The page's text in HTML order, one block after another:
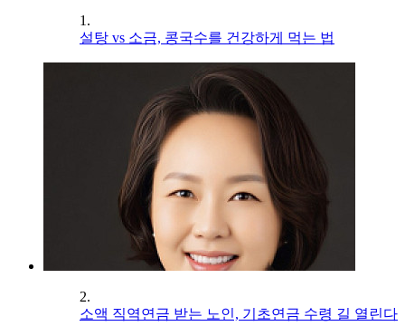
1.
설탕 vs 소금, 콩국수를 건강하게 먹는 법
2.
소액 직역연금 받는 노인, 기초연금 수령 길 열린다